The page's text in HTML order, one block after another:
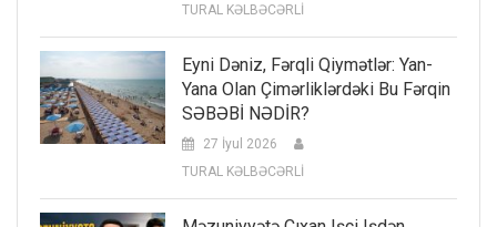
TURAL KƏLBƏCƏRLİ
Eyni Dəniz, Fərqli Qiymətlər: Yan-
Yana Olan Çimərliklərdəki Bu Fərqin
SƏBƏBİ NƏDİR?
27 İyul 2026
TURAL KƏLBƏCƏRLİ